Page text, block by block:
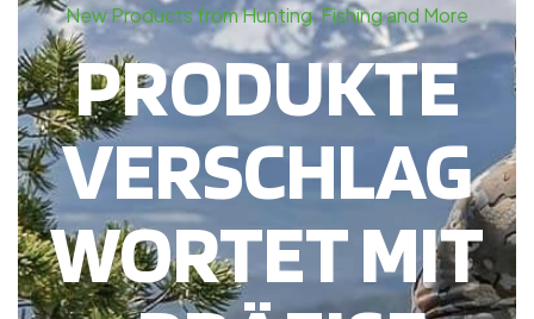
New Products from Hunting, Fishing and More
PRODUKTE
VERSCHLAG
WORTET MIT